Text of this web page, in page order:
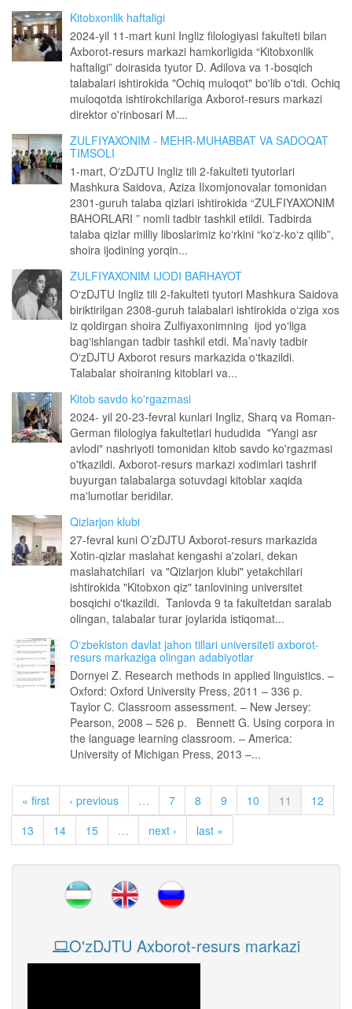
Kitobxonlik haftaligi
2024-yil 11-mart kuni Ingliz filologiyasi fakulteti bilan
Axborot-resurs markazi hamkorligida “Kitobxonlik
haftaligi” doirasida tyutor D. Adilova va 1-bosqich
talabalari ishtirokida "Ochiq muloqot" bo'lib o'tdi. Ochiq
muloqotda ishtirokchilariga Axborot-resurs markazi
direktor o'rinbosari M....
ZULFIYAXONIM - MEHR-MUHABBAT VA SADOQAT
TIMSOLI
1-mart, OʻzDJTU Ingliz tili 2-fakulteti tyutorlari
Mashkura Saidova, Aziza Ilxomjonovalar tomonidan
2301-guruh talaba qizlari ishtirokida “ZULFIYAXONIM
BAHORLARI ” nomli tadbir tashkil etildi. Tadbirda
talaba qizlar milliy liboslarimiz koʻrkini “koʻz-koʻz qilib”,
shoira ijodining yorqin...
ZULFIYAXONIM IJODI BARHAYOT
OʻzDJTU Ingliz tili 2-fakulteti tyutori Mashkura Saidova
biriktirilgan 2308-guruh talabalari ishtirokida oʻziga xos
iz qoldirgan shoira Zulfiyaxonimning ijod yoʻliga
bagʻishlangan tadbir tashkil etdi. Ma’naviy tadbir
OʻzDJTU Axborot resurs markazida oʻtkazildi.
Talabalar shoiraning kitoblari va...
Kitob savdo ko'rgazmasi
2024- yil 20-23-fevral kunlari Ingliz, Sharq va Roman-
German filologiya fakultetlari hududida "Yangi asr
avlodi" nashriyoti tomonidan kitob savdo ko'rgazmasi
o'tkazildi. Axborot-resurs markazi xodimlari tashrif
buyurgan talabalarga sotuvdagi kitoblar xaqida
ma'lumotlar beridilar.
Qizlarjon klubi
27-fevral kuni O’zDJTU Axborot-resurs markazida
Xotin-qizlar maslahat kengashi a'zolari, dekan
maslahatchilari va "Qizlarjon klubi" yetakchilari
ishtirokida "Kitobxon qiz" tanlovining universitet
bosqichi o'tkazildi. Tanlovda 9 ta fakultetdan saralab
olingan, talabalar turar joylarida istiqomat...
O‘zbekiston davlat jahon tillari universiteti axborot-
resurs markaziga olingan adabiyotlar
Dornyei Z. Research methods in applied linguistics. –
Oxford: Oxford University Press, 2011 – 336 p.
Taylor C. Classroom assessment. – New Jersey:
Pearson, 2008 – 526 p. Bennett G. Using corpora in
the language learning classroom. – America:
University of Michigan Press, 2013 –...
« first ‹ previous … 7 8 9 10 11
12
13
14 15 … next › last »
O'zDJTU Axborot-resurs markazi